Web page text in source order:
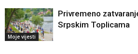
Moje vijesti
Privremeno
Srpskim Toplicama